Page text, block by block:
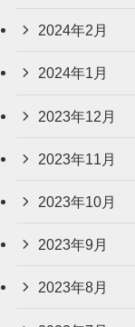
2024年2月
2024年1月
2023年12月
2023年11月
2023年10月
2023年9月
2023年8月